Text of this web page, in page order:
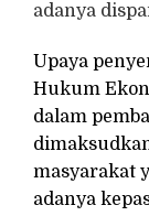
adanya
Upaya
Hukum
dalam
masyarakat
adanya